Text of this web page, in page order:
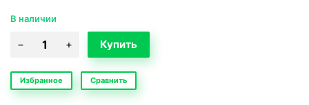
В наличии
Избранное Сравнить